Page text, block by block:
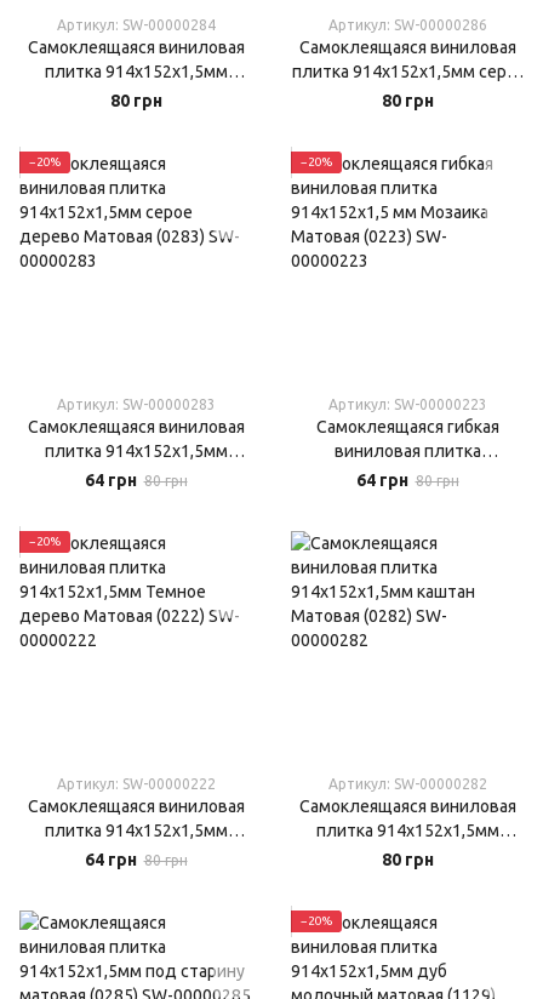
Артикул: SW-00000284
Самоклеящаяся виниловая
плитка 914х152х1,5мм
пепельное дерево Матовая
80 грн
Артикул: SW-00000286
Самоклеящаяся виниловая
плитка 914х152х1,5мм серо-
бежевая матовая (0286)
80 грн
−20%
Артикул: SW-00000283
Самоклеящаяся виниловая
плитка 914х152х1,5мм
серое дерево Матовая
64 грн 80 грн
−20%
Артикул: SW-00000223
Самоклеящаяся гибкая
виниловая плитка
914х152х1,5 мм Мозаика
64 грн 80 грн
−20%
Артикул: SW-00000222
Самоклеящаяся виниловая
плитка 914х152х1,5мм
Темное дерево Матовая
64 грн 80 грн
Артикул: SW-00000282
Самоклеящаяся виниловая
плитка 914х152х1,5мм
каштан Матовая (0282)
80 грн
−20%